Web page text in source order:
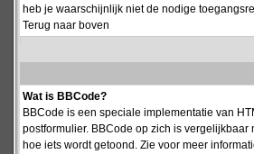
heb je waarschijnlijk niet de nodige
Terug naar boven
Wat is BBCode?
BBCode is een speciale implementatie van
postformulier. BBCode op zich is
hoe iets wordt getoond. Zie voor meer